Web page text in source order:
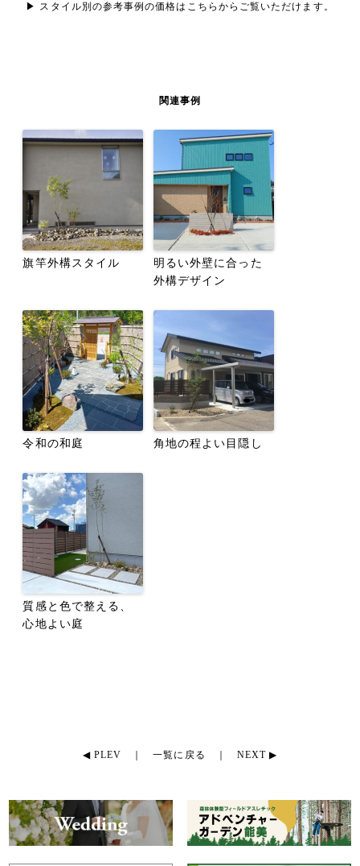
▶ スタイル別の参考事例の価格は こちら からご覧いただけます。
関連事例
旗竿外構スタイル
明るい外壁に合った
外構デザイン
令和の和庭 角地の程よい目隠し
質感と色で整える、
心地よい庭
◀ PLEV ｜一覧に戻る NEXT ▶